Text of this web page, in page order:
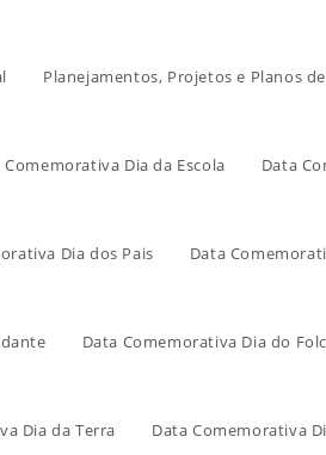
Planejamentos, Projetos e Planos
Comemorativa Dia da Escola Data
Dia dos Pais Data
Data Comemorativa Dia do
Dia da Terra Data Comemorativa